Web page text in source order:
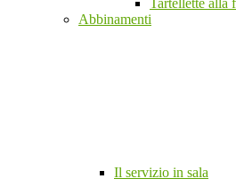
Tartellette alla
Abbinamenti
Il servizio in sala